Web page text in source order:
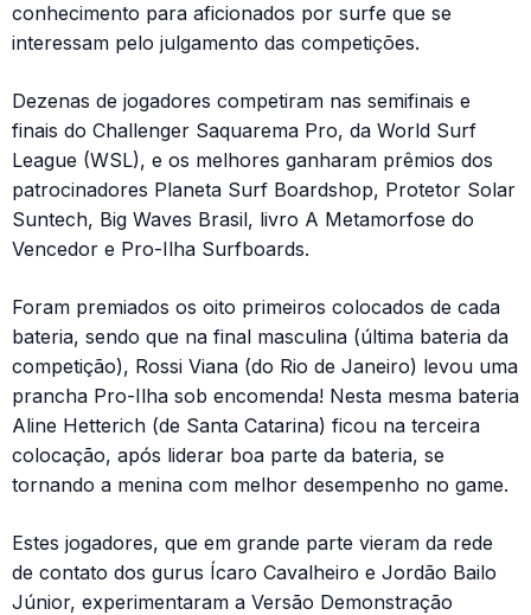
conhecimento para aficionados por surfe que se
interessam pelo julgamento das competições.
Dezenas de jogadores competiram nas semifinais e
finais do Challenger Saquarema Pro, da World Surf
League (WSL), e os melhores ganharam prêmios dos
patrocinadores Planeta Surf Boardshop, Protetor Solar
Suntech, Big Waves Brasil, livro A Metamorfose do
Vencedor e Pro-Ilha Surfboards.
Foram premiados os oito primeiros colocados de cada
bateria, sendo que na final masculina (última bateria da
competição), Rossi Viana (do Rio de Janeiro) levou uma
prancha Pro-Ilha sob encomenda! Nesta mesma bateria
Aline Hetterich (de Santa Catarina) ficou na terceira
colocação, após liderar boa parte da bateria, se
tornando a menina com melhor desempenho no game.
Estes jogadores, que em grande parte vieram da rede
de contato dos gurus Ícaro Cavalheiro e Jordão Bailo
Júnior, experimentaram a Versão Demonstração